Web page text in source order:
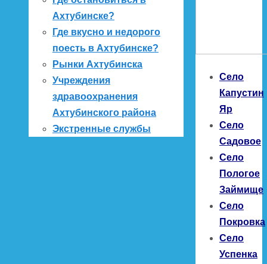
Село
Капустин
Яр
Село
Садовое
Село
Пологое
Займище
Село
Покровка
Село
Успенка
Ахтубинске?
Где вкусно и недорого
поесть в Ахтубинске?
Рынки Ахтубинска
Учреждения
здравоохранения
Ахтубинского района
Экстренные службы